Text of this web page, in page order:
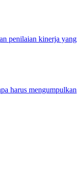
penilaian kinerja yang
harus mengumpulkan